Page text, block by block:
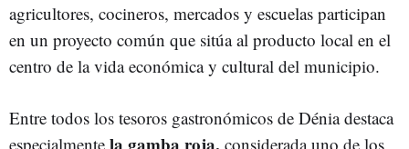
agricultores, cocineros, mercados y escuelas participan
en un proyecto común que sitúa al producto local en el
centro de la vida económica y cultural del municipio.
Entre todos los tesoros gastronómicos de Dénia destaca
especialmente la gamba roja, considerada uno de los